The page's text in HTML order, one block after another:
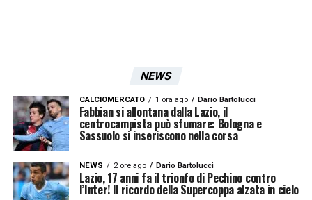
NEWS
CALCIOMERCATO 1 ora ago Dario Bartolucci
Fabbian si allontana dalla Lazio, il
centrocampista può sfumare: Bologna e
Sassuolo si inseriscono nella corsa
NEWS 2 ore ago Dario Bartolucci
Lazio, 17 anni fa il trionfo di Pechino contro
l’Inter! Il ricordo della Supercoppa alzata in cielo